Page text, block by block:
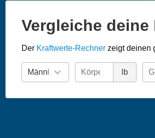
Vergleiche
Der Kraftwerte-Rechner zeigt deinen
lb